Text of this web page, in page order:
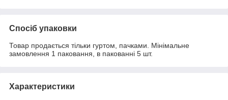
Спосіб упаковки
Товар продається тільки гуртом, пачками. Мінімальне
замовлення 1 паковання, в пакованні 5 шт.
Характеристики